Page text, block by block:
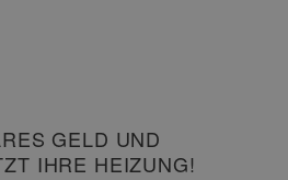
GELD UND
IHRE HEIZUNG!